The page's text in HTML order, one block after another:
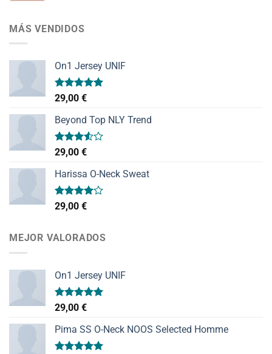
MÁS VENDIDOS
On1 Jersey UNIF
Valorado
con
de 5
29,00 €
Beyond Top NLY Trend
Valorado
con
3.50de
5
29,00 €
Harissa O-Neck Sweat
Valorado
con
29,00 €
MEJOR VALORADOS
On1 Jersey UNIF
Valorado
con
de 5
29,00 €
Pima SS O-Neck NOOS Selected Homme